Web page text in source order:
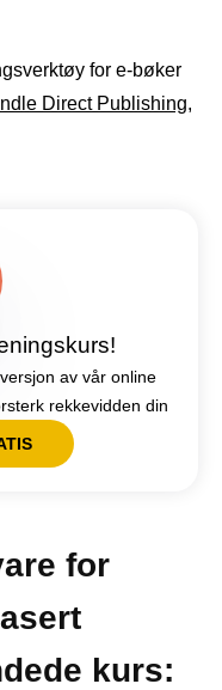
for e-bøker
Direct Publishing,
av vår online
rekkevidden din
for
kurs: